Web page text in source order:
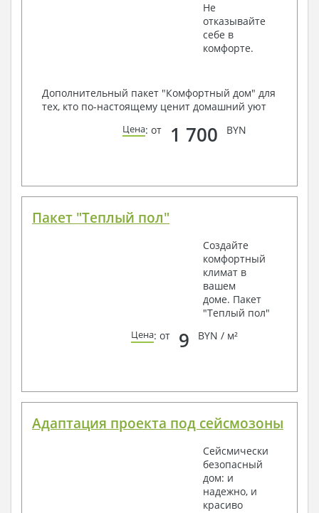
Не
отказывайте
себе в
комфорте.
Дополнительный пакет "Комфортный дом" для
тех, кто по-настоящему ценит домашний уют
Цена: от 1 700 BYN
Пакет "Теплый пол"
Создайте
комфортный
климат в
вашем
доме. Пакет
"Теплый пол"
Цена: от 9 BYN / м²
Адаптация проекта под сейсмозоны
Сейсмически
безопасный
дом: и
надежно, и
красиво